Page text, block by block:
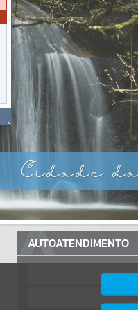
AUTOATENDIMENTO